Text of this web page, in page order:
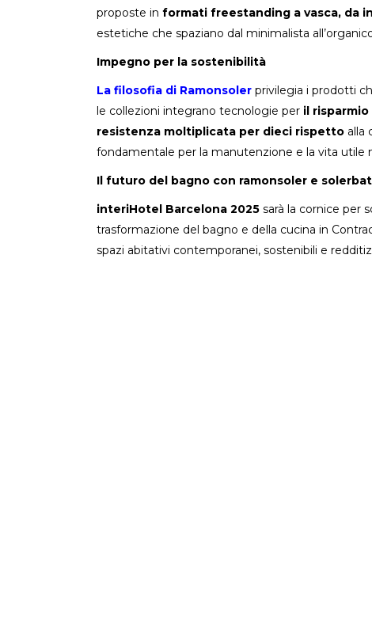
proposte in formati freestanding a vasca, da
estetiche che spaziano dal minimalista
Impegno per la sostenibilità
La filosofia di Ramonsoler privilegia i prodotti
le collezioni integrano tecnologie per il
resistenza moltiplicata per dieci rispetto alla
fondamentale per la manutenzione e la vita utile
Il futuro del bagno con ramonsoler e
interiHotel Barcelona 2025 sarà la cornice per
trasformazione del bagno e della cucina in
spazi abitativi contemporanei, sostenibili e